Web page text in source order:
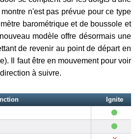
n'est pas prévue pour ce type
barométrique et de boussole et
modèle offre désormais une
de revenir au point de départ en
Il faut être en mouvement pour voir
à suivre.
Ignite
•
•